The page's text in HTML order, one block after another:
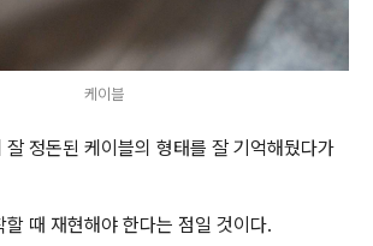
케이블
잘 정돈된 케이블의 형태를 잘 기억해뒀다가
때 재현해야 한다는 점일 것이다.